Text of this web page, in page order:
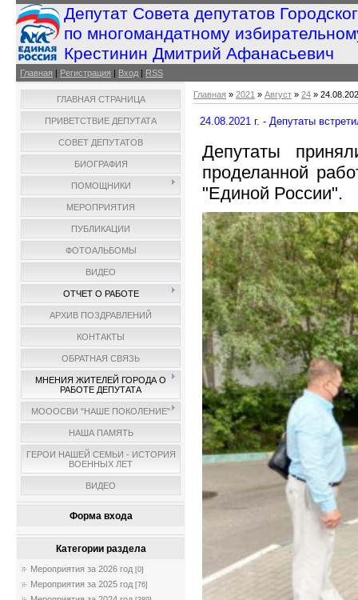
Депутат Совета депутатов
по многомандатному
Крестинин Дмитрий Афанасьевич
Главная | Регистрация | Вход | RSS
ГЛАВНАЯ СТРАНИЦА
ПРИВЕТСТВИЕ ДЕПУТАТА
СОВЕТ ДЕПУТАТОВ
БИОГРАФИЯ
ПОМОЩНИКИ
МЕРОПРИЯТИЯ
ПУБЛИКАЦИИ
ФОТОАЛЬБОМЫ
ВИДЕО
ОТЧЕТ О РАБОТЕ
АРХИВ ПОЗДРАВЛЕНИЙ
КОНТАКТЫ
ОБРАТНАЯ СВЯЗЬ
МНЕНИЯ ЖИТЕЛЕЙ ГОРОДА О
РАБОТЕ ДЕПУТАТА
МОООСВИ "НАШЕ ПОКОЛЕНИЕ"
НАША ПАМЯТЬ
ГЕРОИ НАШЕЙ СЕМЬИ - ИСТОРИЯ
ВОЕННЫХ ЛЕТ
ВИДЕО
Форма входа
Категории раздела
Мероприятия за 2026 год [0]
Мероприятия за 2025 год [76]
Главная » 2021 » Август » 24 »
24.08.2021 г. - Депутаты
Депутаты
проделанной
"Единой России".